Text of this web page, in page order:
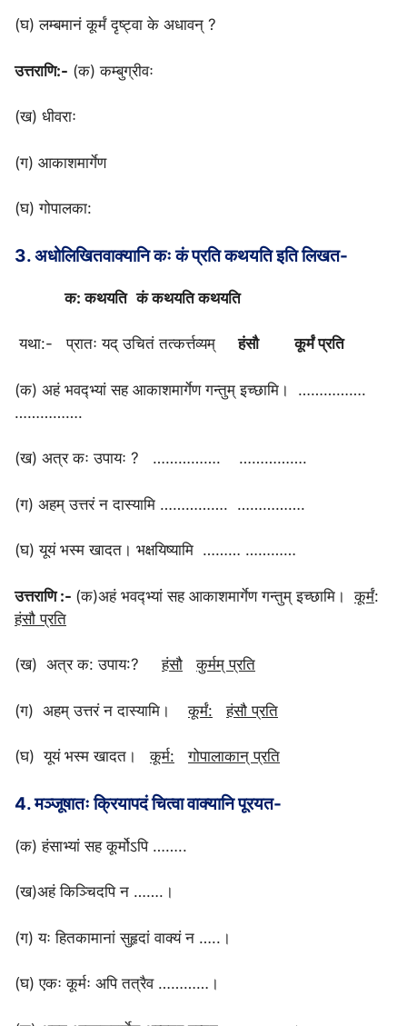
(घ) लम्बमानं कूर्मं दृष्ट्वा के अधावन् ?
उत्तराणि:- (क) कम्बुग्रीवः
(ख) धीवराः
(ग) आकाशमार्गेण
(घ) गोपालका:
3. अधोलिखितवाक्यानि कः कं प्रति कथयति इति लिखत-
क: कथयति कं कथयति कथयति
यथा:- प्रातः यद् उचितं तत्कर्त्तव्यम्हंसौ कूर्मं प्रति
(क) अहं भवद्भ्यां सह आकाशमार्गेण गन्तुम् इच्छामि। …………….
…………….
(ख) अत्र कः उपायः ? ……………. …………….
(ग) अहम् उत्तरं न दास्यामि ……………. …………….
(घ) यूयं भस्म खादत। भक्षयिष्यामि ……… …………
उत्तराणि :- (क)अहं भवद्भ्यां सह आकाशमार्गेण गन्तुम् इच्छामि।कूर्मं:
हंसौ प्रति
(ख) अत्र क: उपाय:?हंसौ कुर्मम् प्रति
(ग) अहम्‌ उत्तरं न दास्यामि।कूर्मं: हंसौ प्रति
(घ) यूयं भस्म खादत।कूर्म: गोपालाकान् प्रति
4. मञ्जूषातः क्रियापदं चित्वा वाक्यानि पूरयत-
(क) हंसाभ्यां सह कूर्मोऽपि ……..
(ख)अहं किञ्चिदपि न …….।
(ग) यः हितकामानां सुहृदां वाक्यं न …..।
(घ) एकः कूर्मः अपि तत्रैव …………।